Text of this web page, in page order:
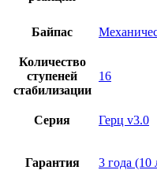
Байпас
Количество
ступеней
стабилизации
16
Серия Герц v3.0
Гарантия 3 года (10